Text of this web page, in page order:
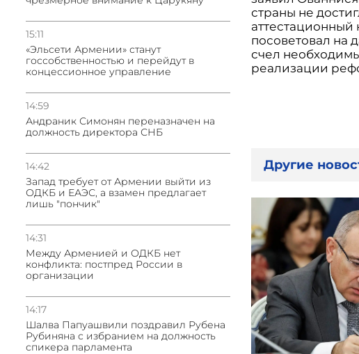
15:11
«Эльсети Армении» станут
госсобственностью и перейдут в
концессионное управление
14:59
Андраник Симонян переназначен на
должность директора СНБ
14:42
Запад требует от Армении выйти из
ОДКБ и ЕАЭС, а взамен предлагает
лишь "пончик"
14:31
Между Арменией и ОДКБ нет
конфликта: постпред России в
организации
14:17
Шалва Папуашвили поздравил Рубена
Рубиняна с избранием на должность
спикера парламента
страны не
посоветовал на
счел
реализации
Другие